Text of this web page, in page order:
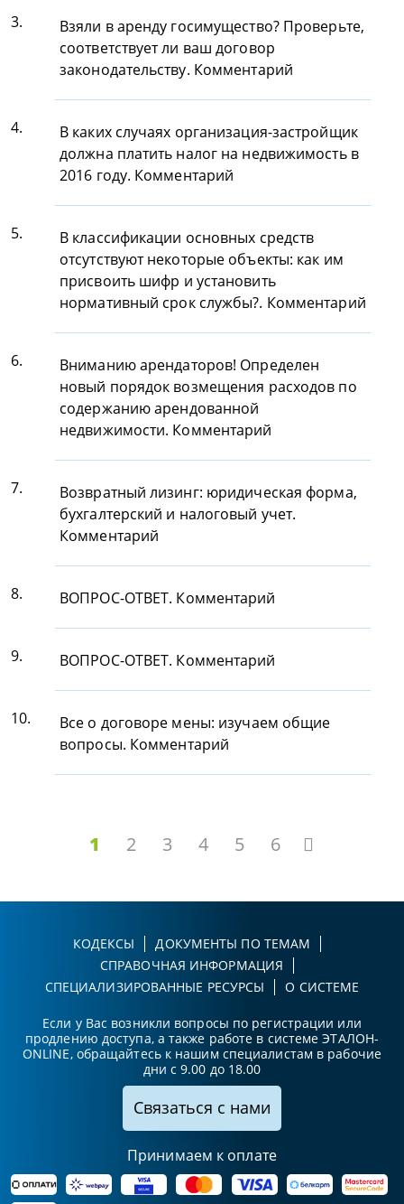
3.
Взяли в аренду госимущество? Проверьте,
соответствует ли ваш договор
законодательству. Комментарий
4.
В каких случаях организация-застройщик
должна платить налог на недвижимость в
2016 году. Комментарий
5.
В классификации основных средств
отсутствуют некоторые объекты: как им
присвоить шифр и установить
нормативный срок службы?. Комментарий
6.
Вниманию арендаторов! Определен
новый порядок возмещения расходов по
содержанию арендованной
недвижимости. Комментарий
7.
Возвратный лизинг: юридическая форма,
бухгалтерский и налоговый учет.
Комментарий
8. ВОПРОС-ОТВЕТ. Комментарий
9. ВОПРОС-ОТВЕТ. Комментарий
10.
Все о договоре мены: изучаем общие
вопросы. Комментарий
1 2 3 4 5 6
КОДЕКСЫ
ДОКУМЕНТЫ ПО ТЕМАМ
СПРАВОЧНАЯ ИНФОРМАЦИЯ
СПЕЦИАЛИЗИРОВАННЫЕ РЕСУРСЫ
О СИСТЕМЕ
Если у Вас возникли вопросы по регистрации или
продлению доступа, а также работе в системе ЭТАЛОН-
ONLINE, обращайтесь к нашим специалистам в рабочие
дни с 9.00 до 18.00
Связаться с нами
Принимаем к оплате